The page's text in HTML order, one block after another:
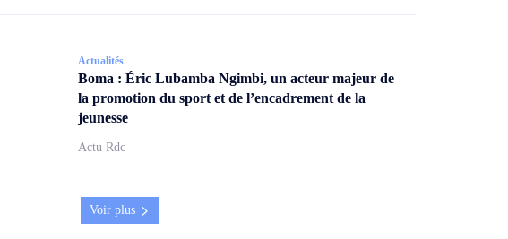
Actualités
Boma : Éric Lubamba Ngimbi, un acteur majeur de
la promotion du sport et de l’encadrement de la
jeunesse
Actu Rdc
Voir plus